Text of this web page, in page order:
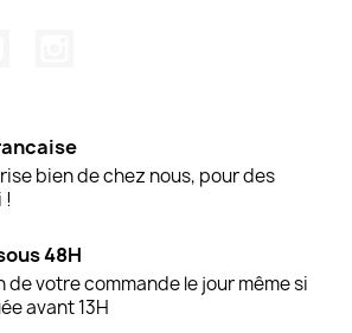
bien de chez nous, pour des
!
48H
de votre commande le jour même si
avant 13H